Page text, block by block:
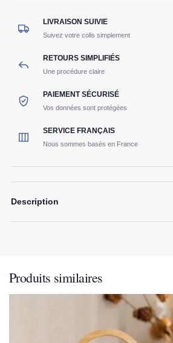
LIVRAISON SUIVIE
Suivez votre colis simplement
RETOURS SIMPLIFIÉS
Une procédure claire
PAIEMENT SÉCURISÉ
Vos données sont protégées
SERVICE FRANÇAIS
Nous sommes basés en France
Description
Produits similaires